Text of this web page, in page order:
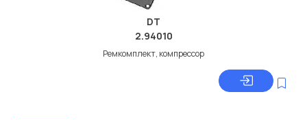
DT
2.94010
Ремкомплект, компрессор